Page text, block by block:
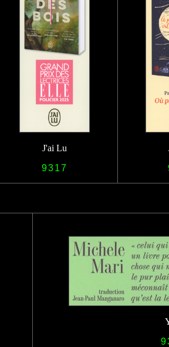
J'ai Lu
9317